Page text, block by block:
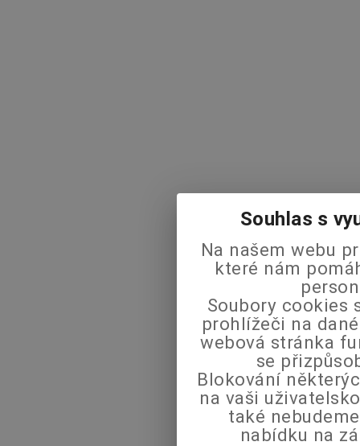
Souhlas s
Na našem webu
které nám
Soubory cookies
prohlížeči na
webová stránka
se
Blokování
na vaši
také
nabídku na